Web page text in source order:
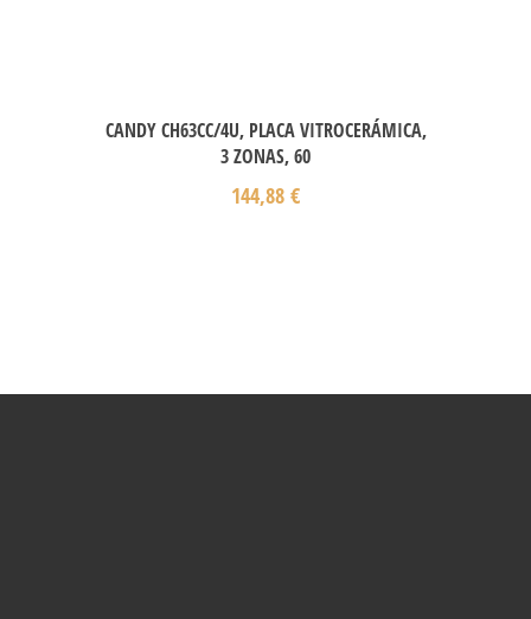
CANDY CH63CC/4U, PLACA VITROCERÁMICA,
3 ZONAS, 60
144,88 €